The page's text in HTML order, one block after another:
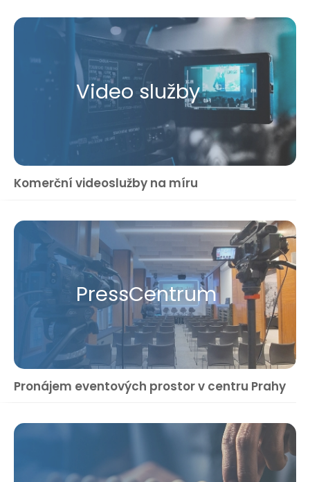
Video služby
Komerční videoslužby na míru
Press​Centrum
Pronájem eventových prostor v centru Prahy